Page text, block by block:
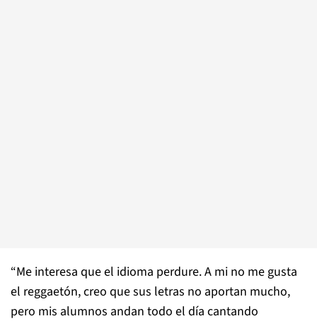
“Me interesa que el idioma perdure. A mi no me gusta
el reggaetón, creo que sus letras no aportan mucho,
pero mis alumnos andan todo el día cantando